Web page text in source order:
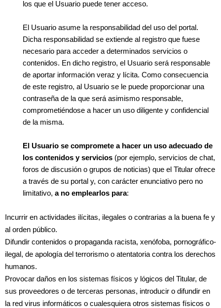
los que el Usuario puede tener acceso.
El Usuario asume la responsabilidad del uso del portal.
Dicha responsabilidad se extiende al registro que fuese
necesario para acceder a determinados servicios o
contenidos. En dicho registro, el Usuario será responsable
de aportar información veraz y lícita. Como consecuencia
de este registro, al Usuario se le puede proporcionar una
contraseña de la que será asimismo responsable,
comprometiéndose a hacer un uso diligente y confidencial
de la misma.
El Usuario se compromete a hacer un uso adecuado de
los contenidos y servicios (por ejemplo, servicios de chat,
foros de discusión o grupos de noticias) que el Titular ofrece
a través de su portal y, con carácter enunciativo pero no
limitativo, a no emplearlos para:
Incurrir en actividades ilícitas, ilegales o contrarias a la buena fe y
al orden público.
Difundir contenidos o propaganda racista, xenófoba, pornográfico-
ilegal, de apología del terrorismo o atentatoria contra los derechos
humanos.
Provocar daños en los sistemas físicos y lógicos del Titular, de
sus proveedores o de terceras personas, introducir o difundir en
la red virus informáticos o cualesquiera otros sistemas físicos o